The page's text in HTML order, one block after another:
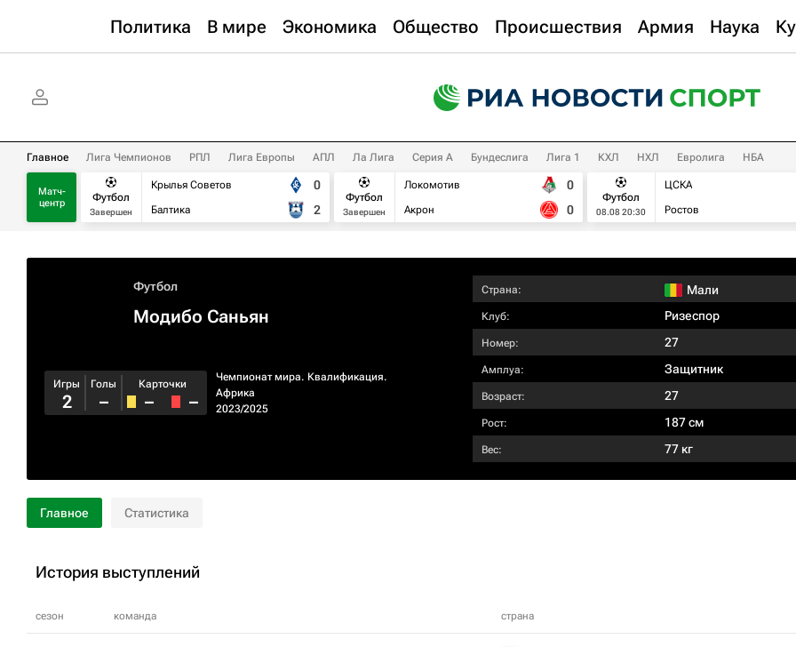
Политика В мире Экономика Общество Происшествия Армия Наука
Главное Лига Чемпионов РПЛ Лига Европы АПЛ Ла Лига Серия А Бундеслига Лига 1 КХЛ НХЛ Евролига НБА
Матч-
центр
Футбол
Завершен
Крылья Советов
Балтика
0
2
Футбол
Завершен
Локомотив
Акрон
0
0
Футбол
08.08 20:30
ЦСКА
Ростов
Футбол
Модибо Саньян
Чемпионат мира. Квалификация.
Африка
2023/2025
Игры
2
Голы
–
Карточки
– –
Страна: Мали
Клуб: Ризеспор
Номер: 27
Амплуа: Защитник
Возраст: 27
Рост: 187 см
Вес: 77 кг
Главное Статистика
История выступлений
сезон команда страна